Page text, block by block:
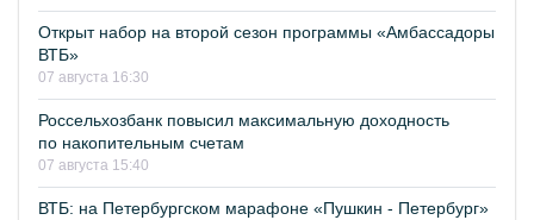
Открыт набор на второй сезон программы «Амбассадоры
ВТБ»
07 августа 16:30
Россельхозбанк повысил максимальную доходность
по накопительным счетам
07 августа 15:40
ВТБ: на Петербургском марафоне «Пушкин - Петербург»